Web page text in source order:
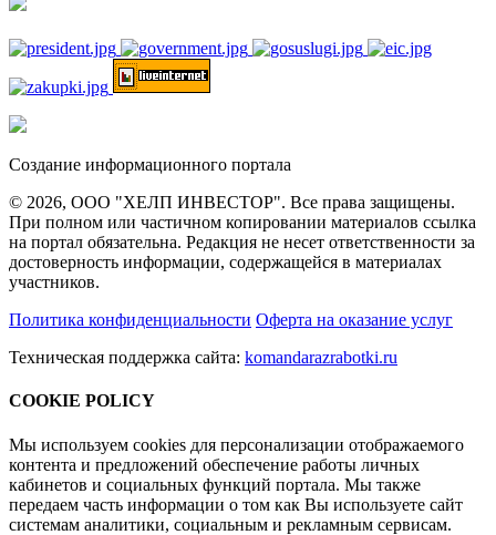
Создание информационного портала
© 2026, ООО "ХЕЛП ИНВЕСТОР". Все права защищены.
При полном или частичном копировании материалов ссылка
на портал обязательна. Редакция не несет ответственности за
достоверность информации, содержащейся в материалах
участников.
Политика конфиденциальности Оферта на оказание услуг
Техническая поддержка сайта: komandarazrabotki.ru
COOKIE POLICY
Мы используем cookies для персонализации отображаемого
контента и предложений обеспечение работы личных
кабинетов и социальных функций портала. Мы также
передаем часть информации о том как Вы используете сайт
системам аналитики, социальным и рекламным сервисам.